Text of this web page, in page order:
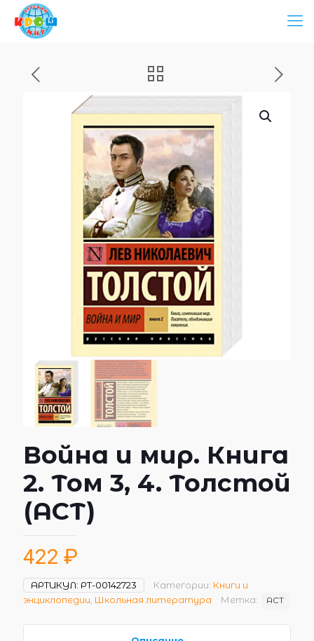
Война и мир. Книга
2. Том 3, 4. Толстой
(АСТ)
422 ₽
АРТИКУЛ: РТ-00142723 Категории: Книги и
энциклопедии Школьная литература Метка: АСТ